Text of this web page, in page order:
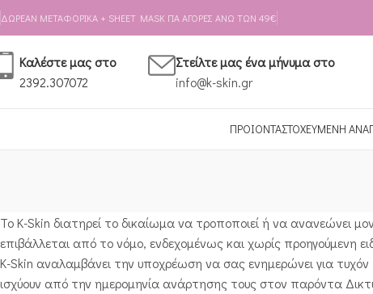
Skip to navigation
Skip to main content
ΔΩΡΕΑΝ ΜΕΤΑΦΟΡΙΚΑ + SHEET MASK ΓΙΑ ΑΓΟΡΕΣ ΑΝΩ ΤΩΝ 49€
Καλέστε μας στο
2392.307072
Στείλτε μας ένα μήνυμα στο
info@k-skin.gr
ΠΡΟΙΟΝΤΑΣΤΟΧΕΥΜΕΝΗ
Το K-Skin διατηρεί το δικαίωμα να τροποποιεί ή να ανανεώνει
επιβάλλεται από το νόμο, ενδεχομένως και χωρίς
K-Skin αναλαμβάνει την υποχρέωση να σας ενημερώνει για
ισχύουν από την ημερομηνία ανάρτησης τους στον παρόντα